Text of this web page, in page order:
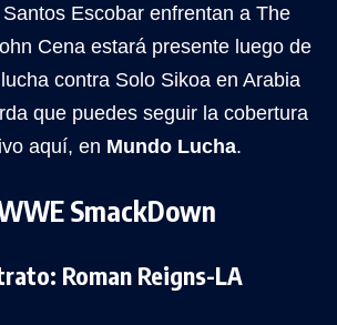
Escobar enfrentan a The
Cena estará presente luego de
contra Solo Sikoa en Arabia
que puedes seguir la cobertura
aquí, en Mundo Lucha.
SmackDown
Roman Reigns-LA